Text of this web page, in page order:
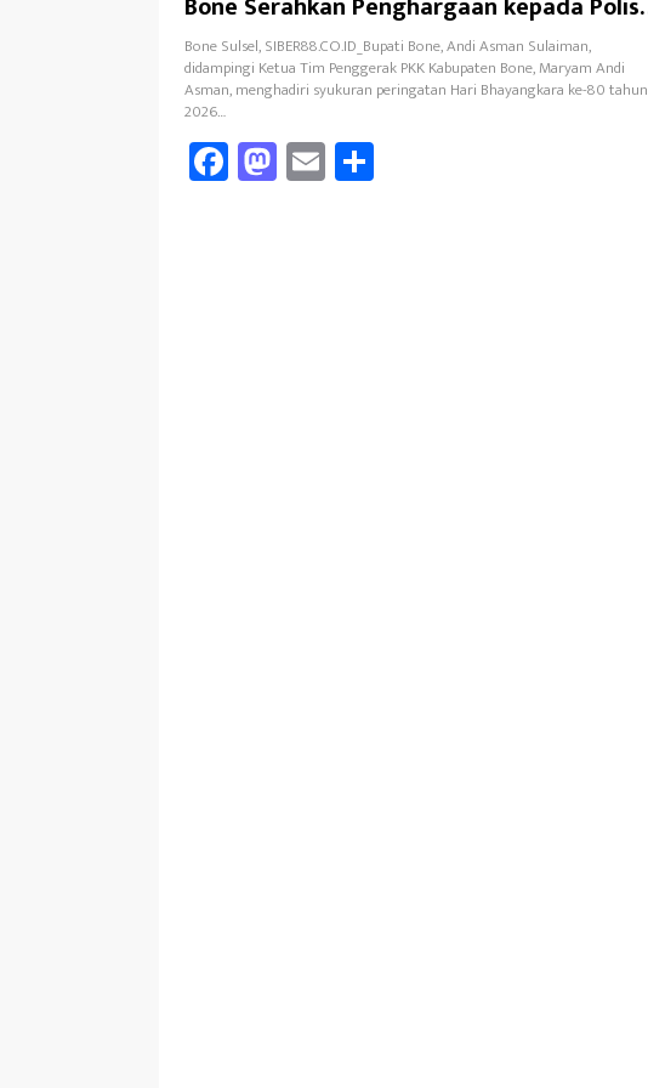
Berprestasi
Bone Sulsel, SIBER88.CO.ID_Bupati Bone, Andi Asman Sulaiman,
didampingi Ketua Tim Penggerak PKK Kabupaten Bone, Maryam Andi
Asman, menghadiri syukuran peringatan Hari Bhayangkara ke-80 tahun
2026…
Fa
ce
M
as
E
m